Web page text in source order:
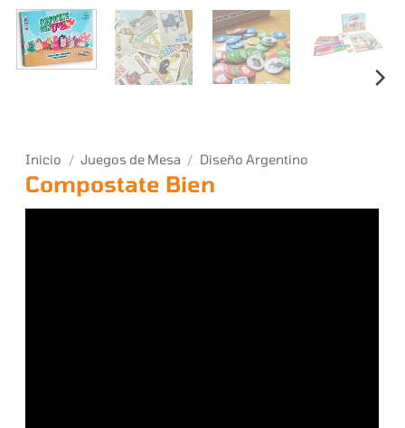
Inicio / Juegos de Mesa / Diseño Argentino
Compostate Bien